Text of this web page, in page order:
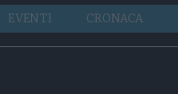
EVENTI CRONACA